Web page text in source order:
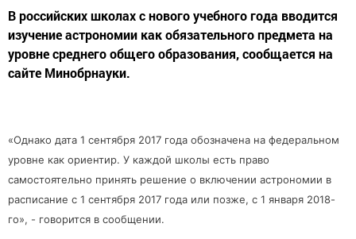
В российских школах с нового учебного года вводится
изучение астрономии как обязательного предмета на
уровне среднего общего образования, сообщается на
сайте Минобрнауки.
«Однако дата 1 сентября 2017 года обозначена на федеральном
уровне как ориентир. У каждой школы есть право
самостоятельно принять решение о включении астрономии в
расписание с 1 сентября 2017 года или позже, с 1 января 2018-
го», - говорится в сообщении.